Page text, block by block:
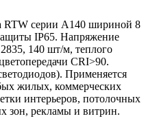
RTW серии A140 шириной 8
IP65. Напряжение
140 шт/м, теплого
CRI>90.
Применяется
жилых, коммерческих
интерьеров, потолочных
зон, рекламы и витрин.